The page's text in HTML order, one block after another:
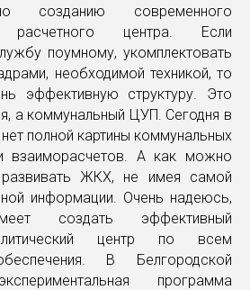
созданию современного
расчетного центра. Если
поумному, укомплектовать
необходимой техникой, то
эффективную структуру. Это
а коммунальный ЦУП. Сегодня в
полной картины коммунальных
взаиморасчетов. А как можно
развивать ЖКХ, не имея самой
информации. Очень надеюсь,
создать эффективный
центр по всем
В Белгородской
программа